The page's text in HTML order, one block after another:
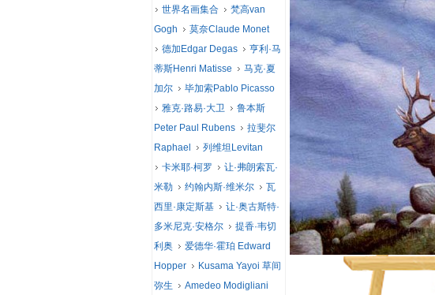
世界名画集合
梵高van
Gogh
莫奈Claude Monet
德加Edgar Degas
亨利·马
蒂斯Henri Matisse
马克·夏
加尔
毕加索Pablo Picasso
雅克·路易·大卫
鲁本斯
Peter Paul Rubens
拉斐尔
Raphael
列维坦Levitan
卡米耶·柯罗
让·弗朗索瓦·
米勒
约翰内斯·维米尔
瓦
西里·康定斯基
让·奥古斯特·
多米尼克·安格尔
提香·韦切
利奥
爱德华·霍珀 Edward
Hopper
Kusama Yayoi 草间
弥生
Amedeo Modigliani